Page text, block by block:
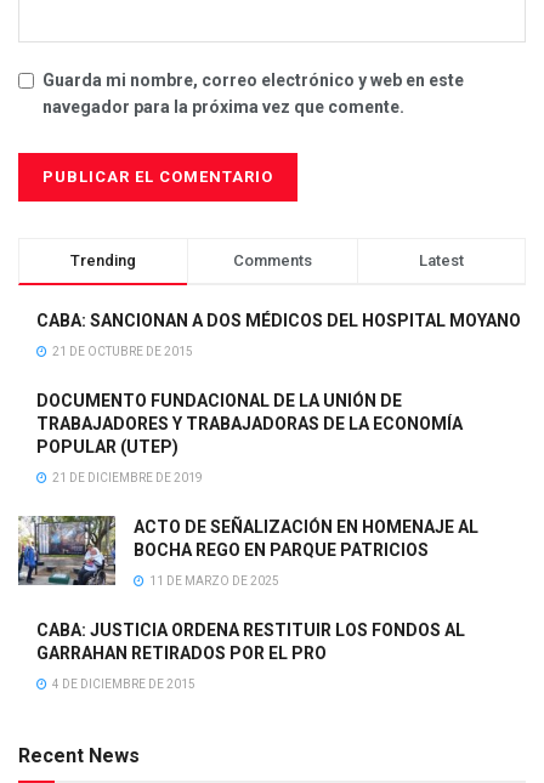
Guarda mi nombre, correo electrónico y web en este
navegador para la próxima vez que comente.
Trending Comments Latest
CABA: SANCIONAN A DOS MÉDICOS DEL HOSPITAL MOYANO
21 DE OCTUBRE DE 2015
DOCUMENTO FUNDACIONAL DE LA UNIÓN DE
TRABAJADORES Y TRABAJADORAS DE LA ECONOMÍA
POPULAR (UTEP)
21 DE DICIEMBRE DE 2019
ACTO DE SEÑALIZACIÓN EN HOMENAJE AL
BOCHA REGO EN PARQUE PATRICIOS
11 DE MARZO DE 2025
CABA: JUSTICIA ORDENA RESTITUIR LOS FONDOS AL
GARRAHAN RETIRADOS POR EL PRO
4 DE DICIEMBRE DE 2015
Recent News